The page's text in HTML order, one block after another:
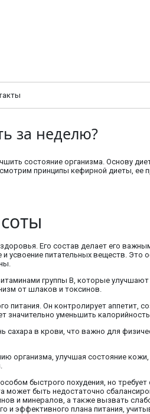
за неделю?
состояние организма. Основу
принципы кефирной диеты,
Его состав делает его
усвоение питательных веществ.
группы B, которые
от шлаков и токсинов.
Он контролирует аппетит,
уменьшить
сахара в крови, что важно для
организма, улучшая состояние
быстрого похудения, но
быть недостаточно
и минералов, а также вызвать
и эффективного плана питания,